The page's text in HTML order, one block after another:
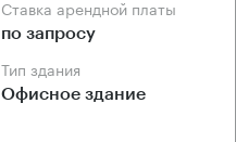
Ставка арендной платы
по запросу
Тип здания
Офисное здание